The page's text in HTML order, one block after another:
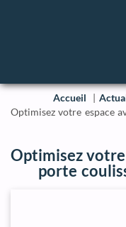
Accueil
Optimisez votre espace
Optimisez
porte